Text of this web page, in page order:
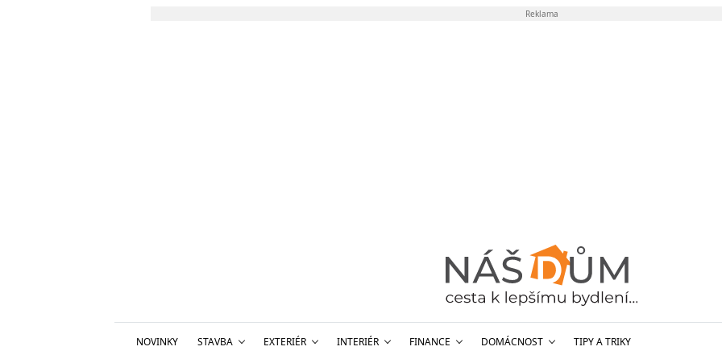
Reklama
NOVINKY STAVBA EXTERIÉR INTERIÉR FINANCE DOMÁCNOST TIPY A TRIKY